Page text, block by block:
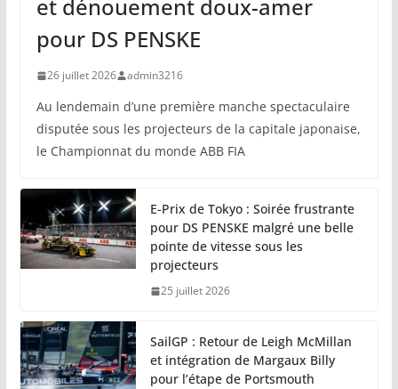
et dénouement doux-amer
pour DS PENSKE
26 juillet 2026 admin3216
Au lendemain d’une première manche spectaculaire
disputée sous les projecteurs de la capitale japonaise,
le Championnat du monde ABB FIA
E-Prix de Tokyo : Soirée frustrante
pour DS PENSKE malgré une belle
pointe de vitesse sous les
projecteurs
25 juillet 2026
SailGP : Retour de Leigh McMillan
et intégration de Margaux Billy
pour l’étape de Portsmouth